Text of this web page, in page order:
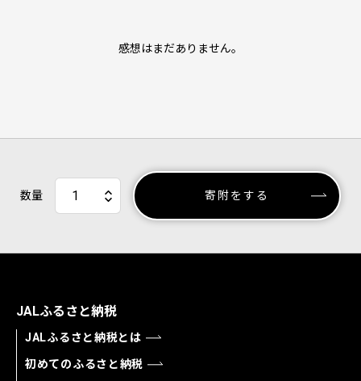
感想はまだありません。
数量 寄附をする
JALふるさと納税
JALふるさと納税とは
初めてのふるさと納税